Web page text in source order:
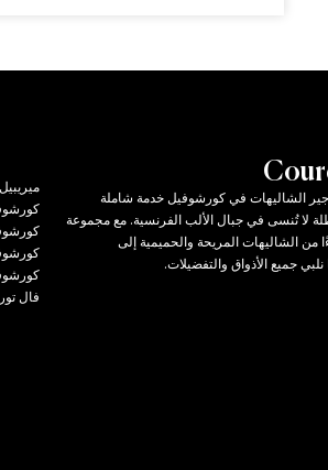
الشاليهات في كورشوفيل خدمة شاملة
تُنسى في جبال الألب الفرنسية. مع مجموعة
من الشاليهات المريحة والحميمية إلى
جميع الأذواق والتفضيلات.
ميريبيل
فال